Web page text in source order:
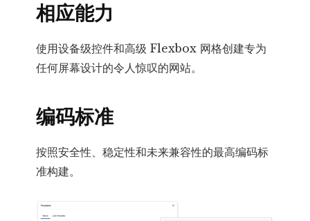
相应能力
使用设备级控件和高级 Flexbox 网格创建专为
任何屏幕设计的令人惊叹的网站。
编码标准
按照安全性、稳定性和未来兼容性的最高编码标
准构建。